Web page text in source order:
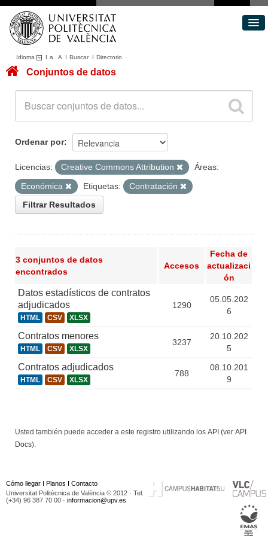
Idioma I a ·A I BuscarI Directorio
Conjuntos de datos
Acerca de
Portal de Transparencia
Conjuntos de datos
Ordenar por
Licencias: Creative Commons Attribution
Áreas:
Económica
Etiquetas:
Contratación
Filtrar Resultados
3 conjuntos de datos
encontrados
Accesos
Fecha de
actualizaci
ón
Datos estadísticos de contratos
adjudicados
HTML CSV XLSX
1290
05.05.202
6
Contratos menores
HTML CSV XLSX
3237
20.10.202
5
Contratos adjudicados
HTML CSV XLSX
788
08.10.201
9
Usted también puede acceder a este registro utilizando los API (ver API
Docs).
Cómo llegar I Planos I Contacto
Universitat Politècnica de València © 2012 · Tel.
(+34) 96 387 70 00 · informacion@upv.es